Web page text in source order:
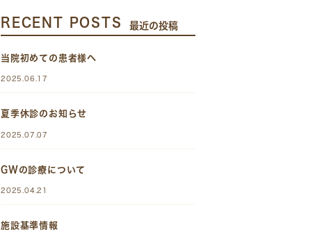
RECENT POSTS 最近の投稿
当院初めての患者様へ
2025.06.17
夏季休診のお知らせ
2025.07.07
GWの診療について
2025.04.21
施設基準情報